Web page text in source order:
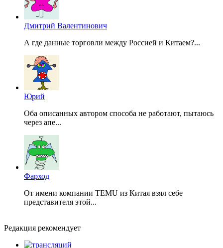
Дмитрий Валентинович
А где данные торговли между Россией и Китаем?...
Юрий
Оба описанных автором способа не работают, пытаюсь
через апе...
Фарход
От имени компании TEMU из Китая взял себе
представителя этой...
Редакция рекомендует